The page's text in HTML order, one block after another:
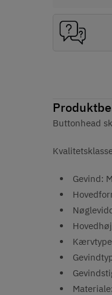
Buttonhead
Gevind: